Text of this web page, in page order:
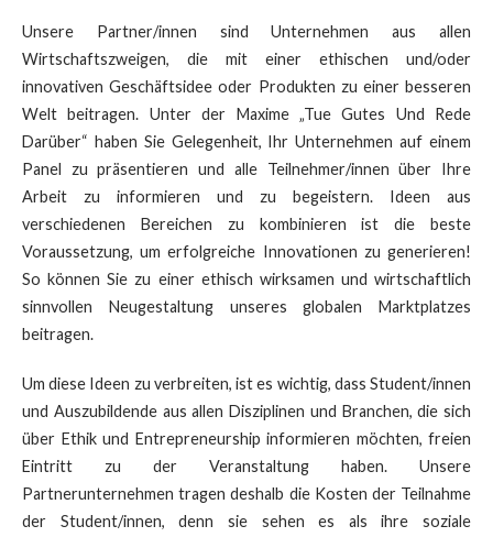
Unsere Partner/innen sind Unternehmen aus allen
Wirtschaftszweigen, die mit einer ethischen und/oder
innovativen Geschäftsidee oder Produkten zu einer besseren
Welt beitragen. Unter der Maxime „Tue Gutes Und Rede
Darüber“ haben Sie Gelegenheit, Ihr Unternehmen auf einem
Panel zu präsentieren und alle Teilnehmer/innen über Ihre
Arbeit zu informieren und zu begeistern. Ideen aus
verschiedenen Bereichen zu kombinieren ist die beste
Voraussetzung, um erfolgreiche Innovationen zu generieren!
So können Sie zu einer ethisch wirksamen und wirtschaftlich
sinnvollen Neugestaltung unseres globalen Marktplatzes
beitragen.
Um diese Ideen zu verbreiten, ist es wichtig, dass Student/innen
und Auszubildende aus allen Disziplinen und Branchen, die sich
über Ethik und Entrepreneurship informieren möchten, freien
Eintritt zu der Veranstaltung haben. Unsere
Partnerunternehmen tragen deshalb die Kosten der Teilnahme
der Student/innen, denn sie sehen es als ihre soziale